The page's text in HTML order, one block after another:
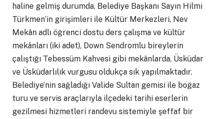
haline gelmiş durumda. Belediye Başkanı Sayın Hilmi
Türkmen’in girişimleri ile Kültür Merkezleri, Nev
Mekân adlı öğrenci dostu ders çalışma ve kültür
mekânları (iki adet), Down Sendromlu bireylerin
çalıştığı Tebessüm Kahvesi gibi mekânlarda, Üsküdar
ve Üsküdarlılık vurgusu oldukça sık yapılmaktadır.
Belediye’nin sağladığı Valide Sultan gemisi ile boğaz
turu ve servis araçlarıyla ilçedeki tarihi eserlerin
gezilmesi hizmetleri randevu sistemiyle şeffaf bir